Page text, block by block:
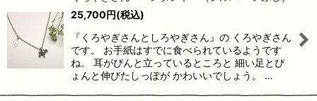
25,700円(税込)
『くろやぎさんとしろやぎさん』の くろやぎさん
です。 お手紙はすでに食べられているようです
ね。 耳がぴんと立っているところと 細い足とぴ
ょんと伸びたしっぽが かわいいでしょう。 …